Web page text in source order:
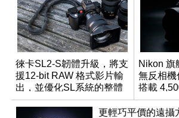
徠卡SL2-S韌體升級，將支
援12-bit RAW 格式影片輸
出，並優化SL系統的整體
性能
Nikon 旗
無反相機
搭載
感光元件
更輕巧平價的遠攝